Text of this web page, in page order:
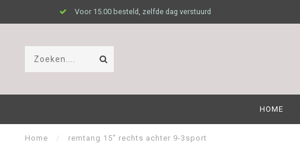
Voor 15.00 besteld, zelfde dag verstuurd
HOME
Home / remtang 15" rechts achter 9-3sport